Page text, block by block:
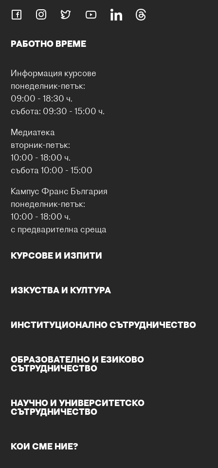
РАБОТНО ВРЕМЕ
Информация курсове
понеделник-петък:
09:00 - 18:30 ч.
събота: 09:30 - 15:00 ч.
Медиатека
вторник-петък:
10:00 - 18:00 ч.
събота 10:00 - 15:00
Кампус Франс България
понеделник-петък:
10:00 - 18:00 ч.
с предварителна среща
КУРСОВЕ И ИЗПИТИ
ИЗКУСТВА И КУЛТУРА
ИНСТИТУЦИОНАЛНО СЪТРУДНИЧЕСТВО
ОБРАЗОВАТЕЛНО И ЕЗИКОВО
СЪТРУДНИЧЕСТВО
НАУЧНО И УНИВЕРСИТЕТСКО
СЪТРУДНИЧЕСТВО
КОИ СМЕ НИЕ?